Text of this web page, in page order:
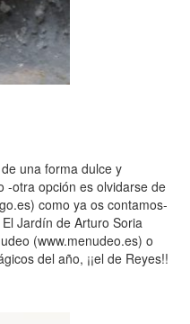
una forma dulce y
-otra opción es olvidarse de
como ya os contamos-
Jardín de Arturo Soria
(www.menudeo.es) o
del año, ¡¡el de Reyes!!